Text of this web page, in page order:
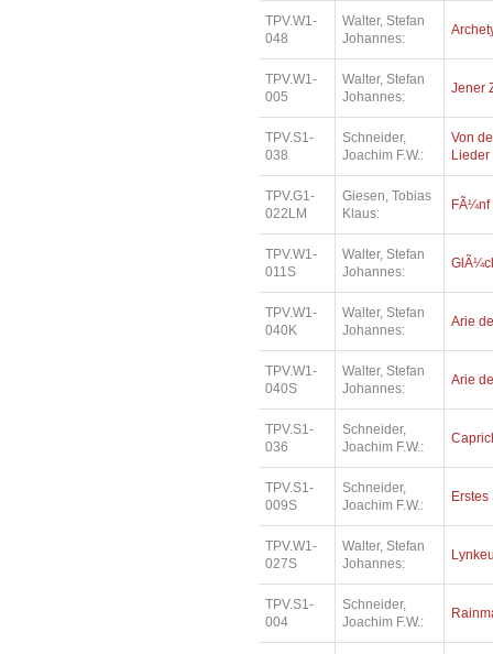
TPV.W1-
048
Walter, Stefan
Johannes:
TPV.W1-
005
Walter, Stefan
Johannes:
Jener
TPV.S1-
038
Schneider,
Joachim F.W.:
Von
Lieder
TPV.G1-
022LM
Giesen, Tobias
Klaus:
FÃ¼nf
TPV.W1-
011S
Walter, Stefan
Johannes:
TPV.W1-
040K
Walter, Stefan
Johannes:
Arie
TPV.W1-
040S
Walter, Stefan
Johannes:
Arie
TPV.S1-
036
Schneider,
Joachim F.W.:
TPV.S1-
009S
Schneider,
Joachim F.W.:
TPV.W1-
027S
Walter, Stefan
Johannes:
TPV.S1-
004
Schneider,
Joachim F.W.: